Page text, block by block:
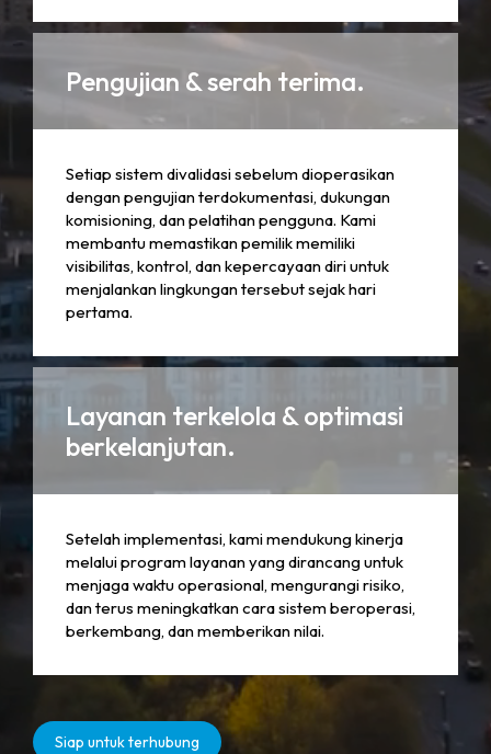
Pengujian & serah terima.
Setiap sistem divalidasi sebelum dioperasikan
dengan pengujian terdokumentasi, dukungan
komisioning, dan pelatihan pengguna. Kami
membantu memastikan pemilik memiliki
visibilitas, kontrol, dan kepercayaan diri untuk
menjalankan lingkungan tersebut sejak hari
pertama.
Layanan terkelola & optimasi
berkelanjutan.
Setelah implementasi, kami mendukung kinerja
melalui program layanan yang dirancang untuk
menjaga waktu operasional, mengurangi risiko,
dan terus meningkatkan cara sistem beroperasi,
berkembang, dan memberikan nilai.
Siap untuk terhubung